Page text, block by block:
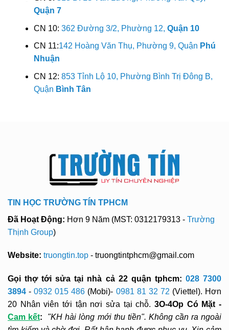
Quận 7
CN 10: 362 Đường 3/2, Phường 12, Quận 10
CN 11:142 Hoàng Văn Thụ, Phường 9, Quận Phú
Nhuận
CN 12: 853 Tỉnh Lộ 10, Phường Bình Trị Đông B,
Quận Bình Tân
TIN HỌC TRƯỜNG TÍN TPHCM
Đã Hoạt Động: Hơn 9 Năm (MST: 0312179313 - Trường
Thịnh Group)
Website: truongtin.top - truongtintphcm@gmail.com
Gọi thợ tới sửa tại nhà cả 22 quận tphcm: 028 7300
3894-0932 015 486 (Mobi)- 0981 81 32 72 (Viettel). Hơn
20 Nhân viên tới tận nơi sửa tại chỗ. 3O-4Op Có Mặt -
Cam kết:
"KH hài lòng mới thu tiền". Không cần ra ngoài